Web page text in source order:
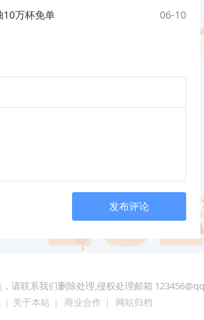
10万杯免单 06-10
发布评论
请联系我们删除处理,侵权处理邮箱
| 关于本站 | 商业合作 | 网站归档